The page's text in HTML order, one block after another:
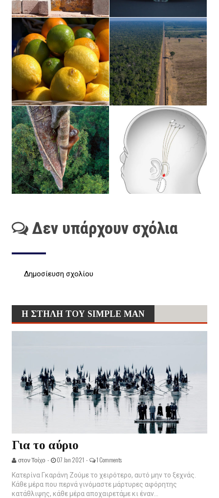
Δεν υπάρχουν σχόλια
Δημοσίευση σχολίου
Η ΣΤΗΛΗ ΤΟΥ SIMPLE MAN
Για το αύριο
στον Τοίχο - 07 Jan 2021 - 1 Comments
Κατερίνα Γκαράνη Ζούμε το χειρότερο, αυτό μην το ξεχνάς.
Κάθε μέρα που περνά γινόμαστε μάρτυρες αφόρητης
κατάθλιψης, κάθε μέρα αποχαιρετάμε κι έναν...